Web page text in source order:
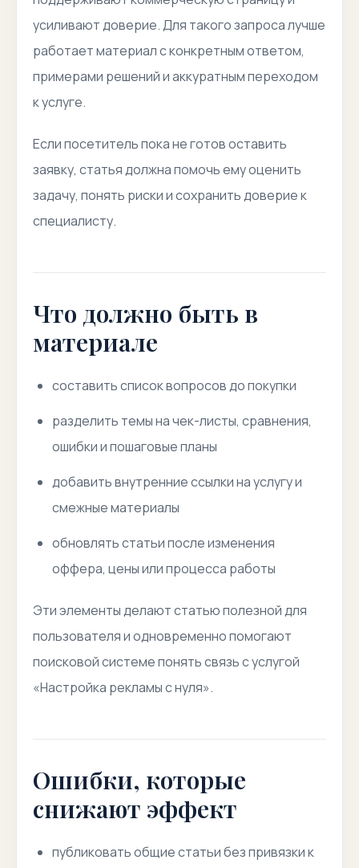
усиливают доверие. Для такого запроса лучше
работает материал с конкретным ответом,
примерами решений и аккуратным переходом
к услуге.
Если посетитель пока не готов оставить
заявку, статья должна помочь ему оценить
задачу, понять риски и сохранить доверие к
специалисту.
Что должно быть в
материале
составить список вопросов до покупки
разделить темы на чек-листы, сравнения,
ошибки и пошаговые планы
добавить внутренние ссылки на услугу и
смежные материалы
обновлять статьи после изменения
оффера, цены или процесса работы
Эти элементы делают статью полезной для
пользователя и одновременно помогают
поисковой системе понять связь с услугой
«Настройка рекламы с нуля».
Ошибки, которые
снижают эффект
публиковать общие статьи без привязки к